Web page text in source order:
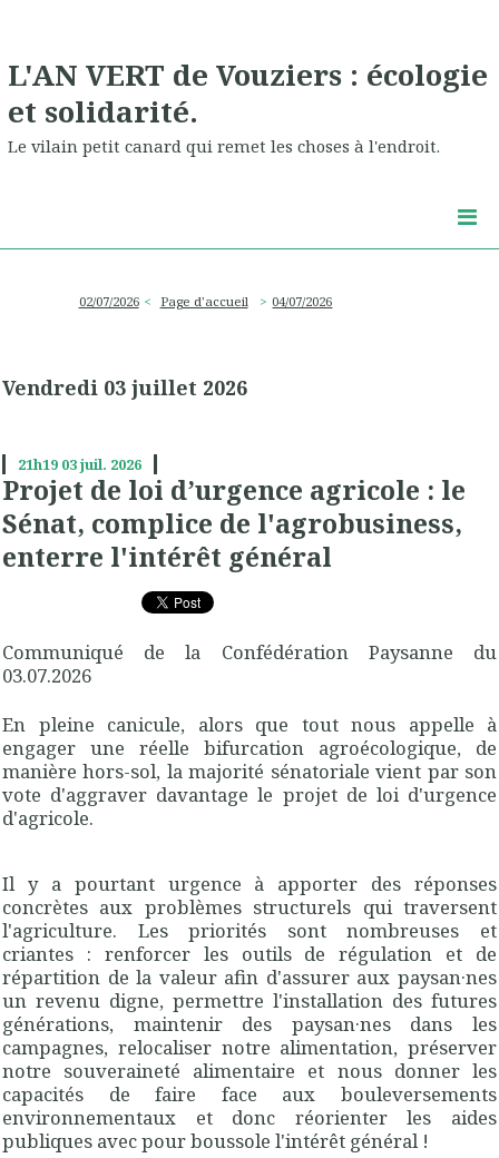
L'AN VERT de Vouziers : écologie
et solidarité.
Le vilain petit canard qui remet les choses à l'endroit.
02/07/2026 Page d'accueil 04/07/2026
Vendredi 03 juillet 2026
21h19 03juil. 2026
Projet de loi d’urgence agricole : le
Sénat, complice de l'agrobusiness,
enterre l'intérêt général
Communiqué de la Confédération Paysanne du
03.07.2026
En pleine canicule, alors que tout nous appelle à
engager une réelle bifurcation agroécologique, de
manière hors-sol, la majorité sénatoriale vient par son
vote d'aggraver davantage le projet de loi d'urgence
d'agricole.
Il y a pourtant urgence à apporter des réponses
concrètes aux problèmes structurels qui traversent
l'agriculture. Les priorités sont nombreuses et
criantes : renforcer les outils de régulation et de
répartition de la valeur afin d'assurer aux paysan·nes
un revenu digne, permettre l'installation des futures
générations, maintenir des paysan·nes dans les
campagnes, relocaliser notre alimentation, préserver
notre souveraineté alimentaire et nous donner les
capacités de faire face aux bouleversements
environnementaux et donc réorienter les aides
publiques avec pour boussole l'intérêt général !